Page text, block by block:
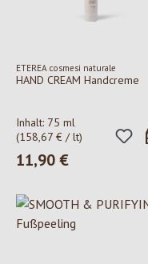
ETEREA cosmesi naturale
HAND CREAM Handcreme
Inhalt: 75 ml
(158,67 € / lt)
Regulärer Preis:
11,90 €